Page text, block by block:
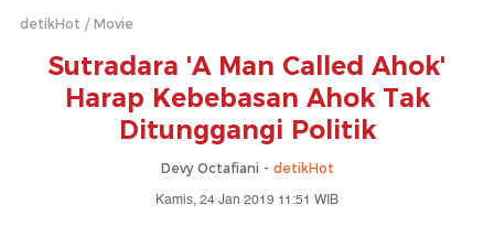
detikHot Movie
Sutradara 'A Man Called Ahok'
Harap Kebebasan Ahok Tak
Ditunggangi Politik
Devy Octafiani - detikHot
Kamis, 24 Jan 2019 11:51 WIB